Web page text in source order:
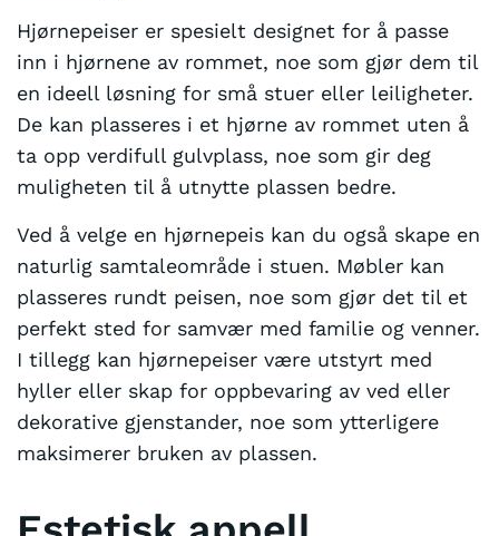
Hjørnepeiser er spesielt designet for å passe
inn i hjørnene av rommet, noe som gjør dem til
en ideell løsning for små stuer eller leiligheter.
De kan plasseres i et hjørne av rommet uten å
ta opp verdifull gulvplass, noe som gir deg
muligheten til å utnytte plassen bedre.
Ved å velge en hjørnepeis kan du også skape en
naturlig samtaleområde i stuen. Møbler kan
plasseres rundt peisen, noe som gjør det til et
perfekt sted for samvær med familie og venner.
I tillegg kan hjørnepeiser være utstyrt med
hyller eller skap for oppbevaring av ved eller
dekorative gjenstander, noe som ytterligere
maksimerer bruken av plassen.